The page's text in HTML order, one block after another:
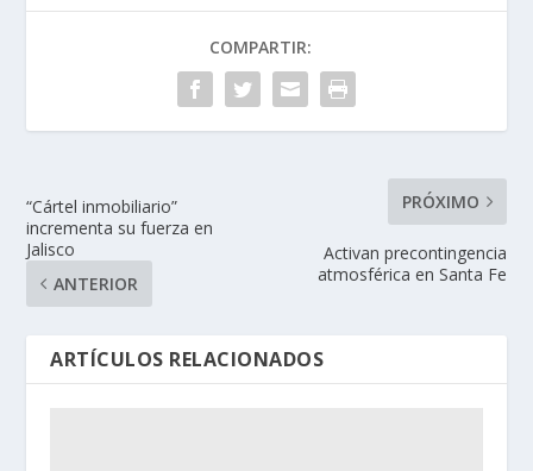
COMPARTIR:
“Cártel inmobiliario”
incrementa su fuerza en
Jalisco
ANTERIOR
PRÓXIMO
Activan precontingencia
atmosférica en Santa Fe
ARTÍCULOS RELACIONADOS